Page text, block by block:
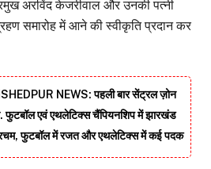
अरविंद केजरीवाल और उनकी पत्नी
समारोह में आने की स्वीकृति प्रदान कर
NEWS: पहली बार सेंट्रल ज़ोन
फुटबॉल एवं एथलेटिक्स चैंपियनशिप में झारखंड
फुटबॉल में रजत और एथलेटिक्स में कई पदक